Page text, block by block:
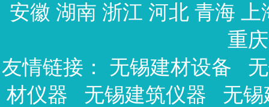
安徽 湖南 浙江 河北 青海
重庆
友情链接： 无锡建材设备
材仪器
无锡建筑仪器
无锡